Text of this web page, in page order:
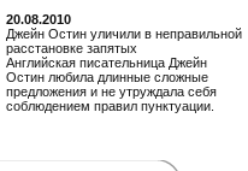
20.08.2010
Джейн Остин уличили в неправильной
расстановке запятых
Английская писательница Джейн
Остин любила длинные сложные
предложения и не утруждала себя
соблюдением правил пунктуации.